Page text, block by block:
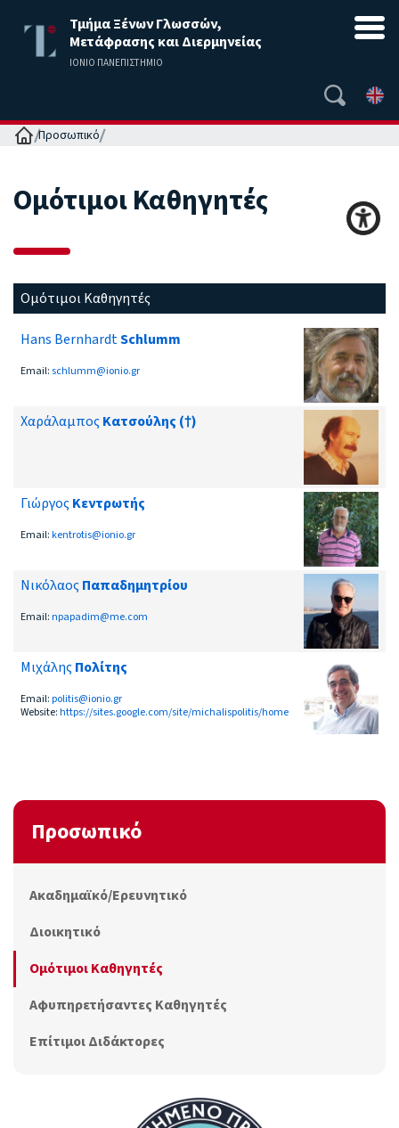
Τμήμα Ξένων Γλωσσών,
Μετάφρασης και Διερμηνείας
ΙΟΝΙΟ ΠΑΝΕΠΙΣΤΗΜΙΟ
Αρχική
Προσωπικό
Ομότιμοι Καθηγητές
Ομότιμοι Καθηγητές
Hans BernhardtSchlumm
Email:schlumm@ionio.gr
ΧαράλαμποςΚατσούλης (†)
ΓιώργοςΚεντρωτής
Email:kentrotis@ionio.gr
ΝικόλαοςΠαπαδημητρίου
Email: npapadim@me.com
ΜιχάληςΠολίτης
Email:politis@ionio.gr
Website:https://sites.google.com/site/michalispolitis/home
Προσωπικό
Ακαδημαϊκό/Ερευνητικό
Διοικητικό
Ομότιμοι Καθηγητές
Αφυπηρετήσαντες Καθηγητές
Επίτιμοι Διδάκτορες